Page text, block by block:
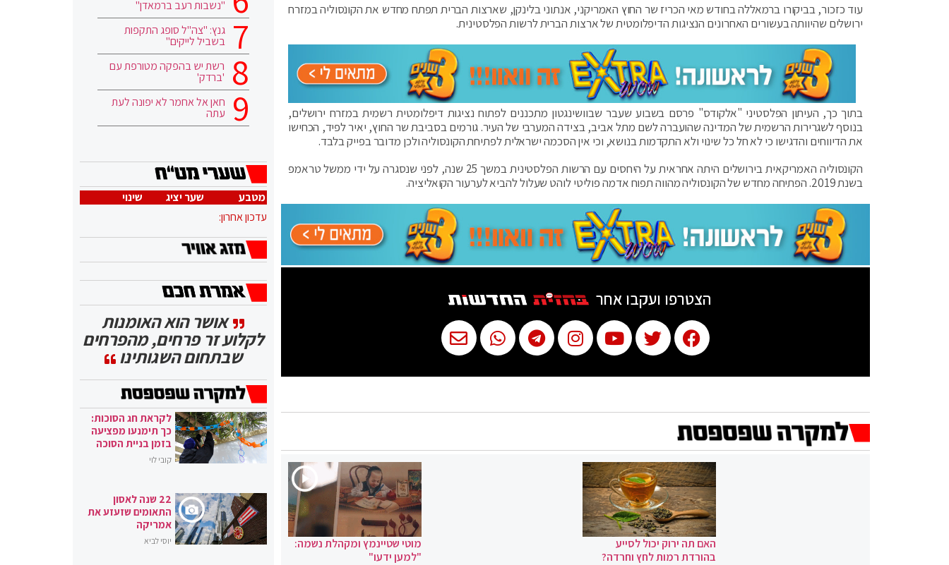
עוד כזכור, בביקורו ברמאללה בחודש מאי הכריז שר החוץ האמריקני, אנתוני בלינקן, שארצות הברית תפתח מחדש את הקונסוליה במזרח
ירושלים שהיוותה בעשורים האחרונים הנציגות הדיפלומטית של ארצות הברית לרשות הפלסטינית.
בתוך כך, העיתון הפלסטיני "אלקודס" פרסם בשבוע שעבר שבוושינגטון מתכננים לפתוח נציגות דיפלומטית רשמית במזרח ירושלים,
בנוסף לשגרירות הרשמית של המדינה שהועברה לשם מתל אביב, בצידה המערבי של העיר. גורמים בסביבת שר החוץ, יאיר לפיד, הכחישו
את הדיווחים והדגישו כי לא חל כל שינוי ולא התקדמות בנושא, וכי אין הסכמה ישראלית לפתיחת הקונסוליה ולכן מדובר בפייק בלבד.
הקונסוליה האמריקאית בירושלים היתה אחראית על היחסים עם הרשות הפלסטינית במשך 25 שנה, לפני שנסגרה על ידי ממשל טראמפ
בשנת 2019. הפתיחה מחדש של הקונסוליה מהווה תפוח אדמה פוליטי לוהט שעלול להביא לערעור הקואליציה.
הצטרפו ועקבו אחר
האם תה ירוק יכול לסייע
בהורדת רמות לחץ וחרדה?
מוטי שטיינמץ ומקהלת נשמה:
"למען ידעו"
"נשבות רעב ברמאדן"
גנץ: "צה"ל סופג התקפות
בשביל לייקים"
רשת יש בהפקה מטורפת עם
'ברדק'
חאן אל אחמר לא יפונה לעת
עתה
מטבע שער יציג
שינוי
עדכון אחרון:
אושר הוא האומנות
לקלוע זר פרחים, מהפרחים
שבתחום השגותינו
לקראת חג הסוכות:
כך תימנעו מפציעה
בזמן בניית הסוכה
קובי לוי
22 שנה לאסון
התאומים שזעזע את
אמריקה
יוסי לביא